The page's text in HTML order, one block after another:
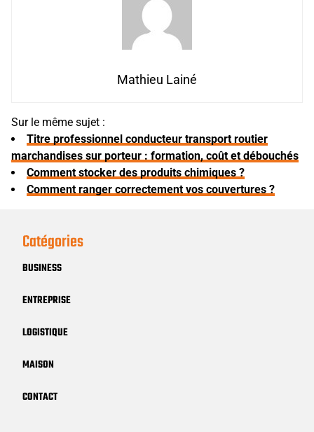
Mathieu Lainé
Sur le même sujet :
Titre professionnel conducteur transport routier
marchandises sur porteur : formation, coût et débouchés
Comment stocker des produits chimiques ?
Comment ranger correctement vos couvertures ?
Catégories
BUSINESS
ENTREPRISE
LOGISTIQUE
MAISON
CONTACT